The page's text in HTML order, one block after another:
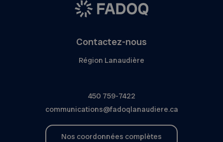
Contactez-nous
Région Lanaudière
450 759-7422
communications@fadoqlanaudiere.ca
Nos coordonnées complètes